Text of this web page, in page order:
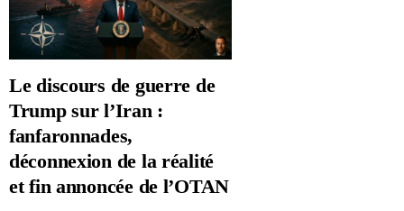
Le discours de guerre de
Trump sur l’Iran :
fanfaronnades,
déconnexion de la réalité
et fin annoncée de l’OTAN